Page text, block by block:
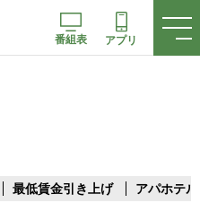
番組表 アプリ
最低賃金引き上げ アパホテル